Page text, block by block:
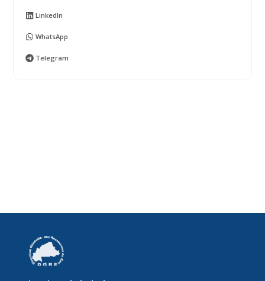
LinkedIn
WhatsApp
Telegram